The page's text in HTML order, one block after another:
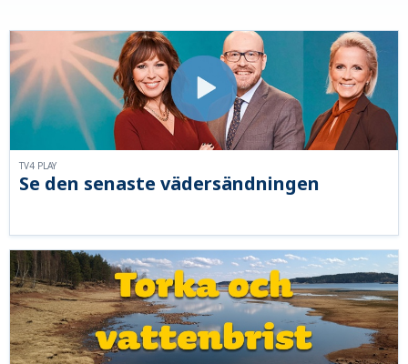
Se den senaste vädersändningen
TV4 PLAY